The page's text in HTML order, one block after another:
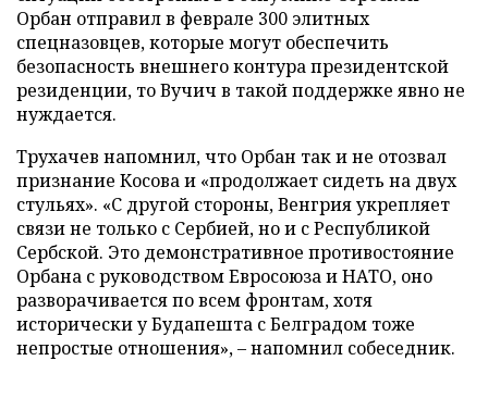
Орбан отправил в феврале 300 элитных
спецназовцев, которые могут обеспечить
безопасность внешнего контура президентской
резиденции, то Вучич в такой поддержке явно не
нуждается.
Трухачев напомнил, что Орбан так и не отозвал
признание Косова и «продолжает сидеть на двух
стульях». «С другой стороны, Венгрия укрепляет
связи не только с Сербией, но и с Республикой
Сербской. Это демонстративное противостояние
Орбана с руководством Евросоюза и НАТО, оно
разворачивается по всем фронтам, хотя
исторически у Будапешта с Белградом тоже
непростые отношения», – напомнил собеседник.